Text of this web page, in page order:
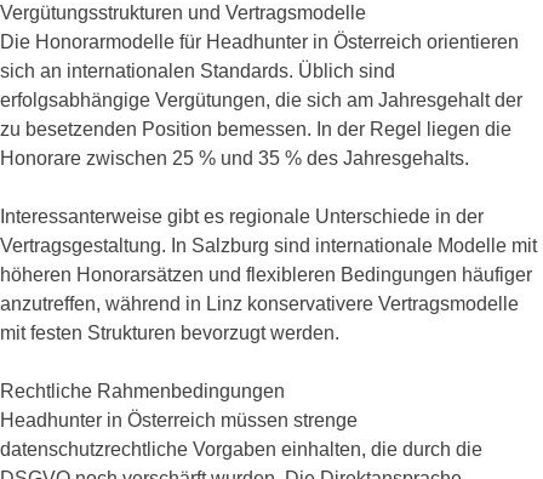
Vergütungsstrukturen und Vertragsmodelle
Die Honorarmodelle für Headhunter in Österreich orientieren
sich an internationalen Standards. Üblich sind
erfolgsabhängige Vergütungen, die sich am Jahresgehalt der
zu besetzenden Position bemessen. In der Regel liegen die
Honorare zwischen 25 % und 35 % des Jahresgehalts.
Interessanterweise gibt es regionale Unterschiede in der
Vertragsgestaltung. In Salzburg sind internationale Modelle mit
höheren Honorarsätzen und flexibleren Bedingungen häufiger
anzutreffen, während in Linz konservativere Vertragsmodelle
mit festen Strukturen bevorzugt werden.
Rechtliche Rahmenbedingungen
Headhunter in Österreich müssen strenge
datenschutzrechtliche Vorgaben einhalten, die durch die